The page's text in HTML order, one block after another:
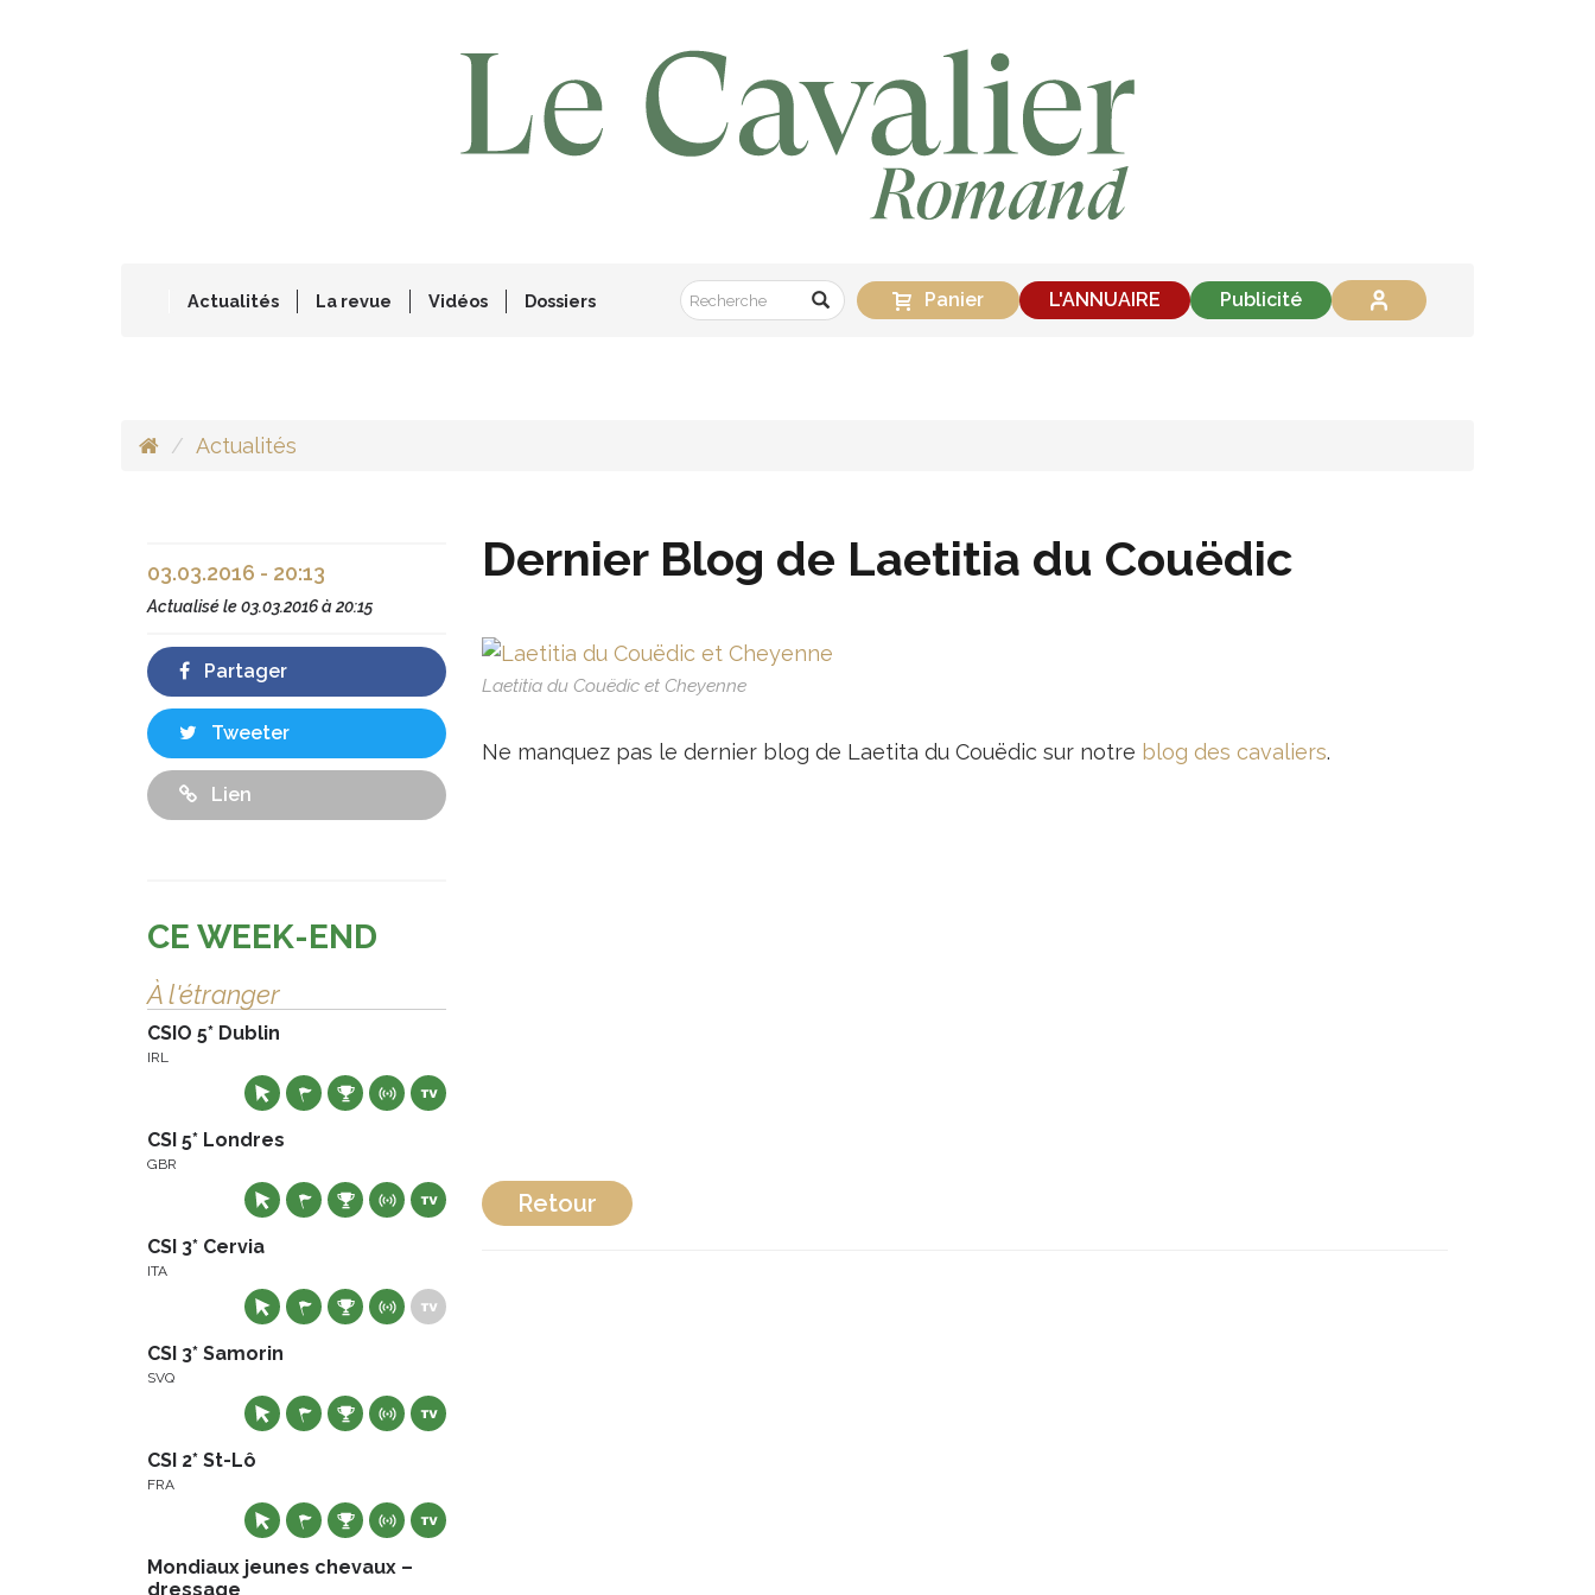
Actualités La revue Vidéos Dossiers Panier L'ANNUAIRE Publicité
Actualités
Dernier Blog de Laetitia du Couëdic
Laetitia du Couëdic et Cheyenne
Ne manquez pas le dernier blog de Laetita du Couëdic sur notre blog des cavaliers.
Retour
03.03.2016 - 20:13
Actualisé le03.03.2016 à 20:15
Partager
Tweeter
Lien
CE WEEK-END
À l'étranger
CSIO 5* Dublin
IRL
CSI 5* Londres
GBR
CSI 3* Cervia
ITA
CSI 3* Samorin
SVQ
CSI 2* St-Lô
FRA
Mondiaux jeunes chevaux –
dressage